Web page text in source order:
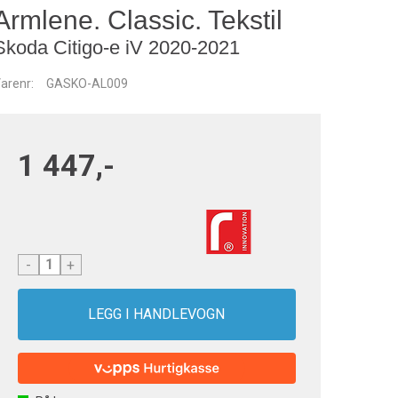
Classic. Tekstil
Citigo-e iV 2020-2021
GASKO-AL009
1 447,-
- +